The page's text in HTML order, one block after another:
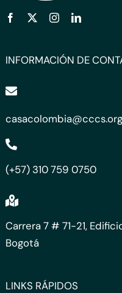
INFORMACIÓN DE
(+57) 310 759 0750
Carrera 7 # 71-21,
Bogotá
LINKS RÁPIDOS